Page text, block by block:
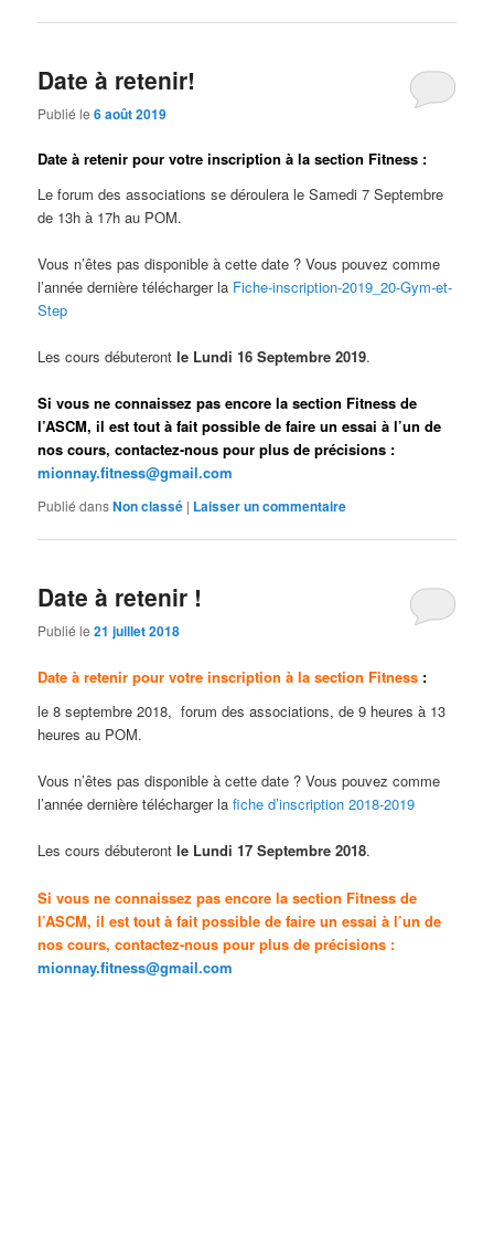
Date à retenir!
Publié le6 août 2019
Date à retenir pour votre inscription à la section Fitness :
Le forum des associations se déroulera le Samedi 7 Septembre
de 13h à 17h au POM.
Vous n’êtes pas disponible à cette date ? Vous pouvez comme
l’année dernière télécharger la Fiche-inscription-2019_20-Gym-et-
Step
Les cours débuterontle Lundi 16 Septembre 2019.
Si vous ne connaissez pas encore la section Fitness de
l’ASCM, il est tout à fait possible de faire un essai à l’un de
nos cours, contactez-nous pour plus de précisions :
mionnay.fitness@gmail.com
Publié dansNon classé | Laisser un commentaire
Date à retenir !
Publié le21 juillet 2018
Date à retenir pour votre inscription à la section Fitness :
le 8 septembre 2018, forum des associations, de 9 heures à 13
heures au POM.
Vous n’êtes pas disponible à cette date ? Vous pouvez comme
l’année dernière télécharger lafiche d’inscription 2018-2019
Les cours débuterontle Lundi 17 Septembre 2018.
Si vous ne connaissez pas encore la section Fitness de
l’ASCM, il est tout à fait possible de faire un essai à l’un de
nos cours, contactez-nous pour plus de précisions :
mionnay.fitness@gmail.com